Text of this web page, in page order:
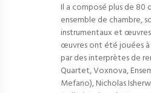
Il a composé plus de
ensemble de chambre,
instrumentaux et
œuvres ont été jouées
par des interprètes de
Quartet, Voxnova,
Mefano), Nicholas